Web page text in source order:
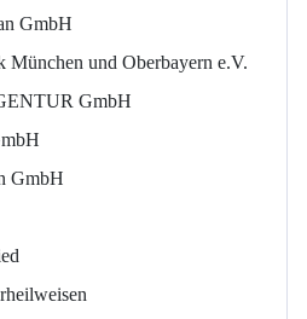
GmbH
und Oberbayern e.V.
GmbH
GmbH